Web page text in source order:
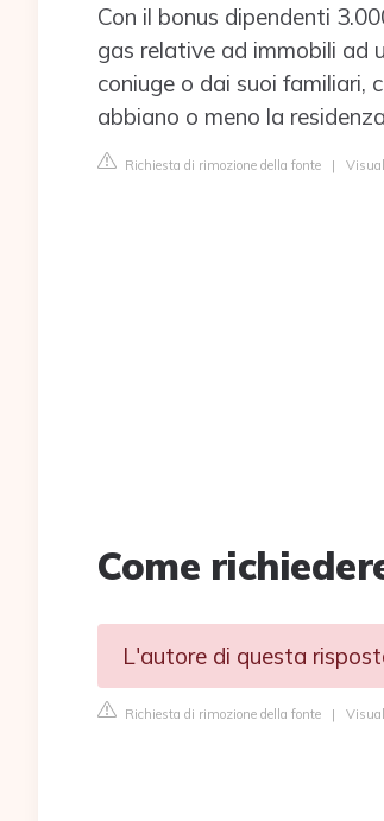
Con il bonus dipendenti
gas relative ad immobili ad
coniuge o dai suoi familiari,
abbiano o meno la
Richiesta di rimozione della fonte |
Come
L'autore di questa
Richiesta di rimozione della fonte |